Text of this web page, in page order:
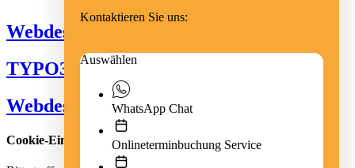
Webdesign Emmendingen
TYPO3 Freiburg
Webdesign Freiburg
Kontaktieren Sie uns:
Auswählen
WhatsApp Chat
Onlineterminbuchung Service
Cookie-Einstellungen